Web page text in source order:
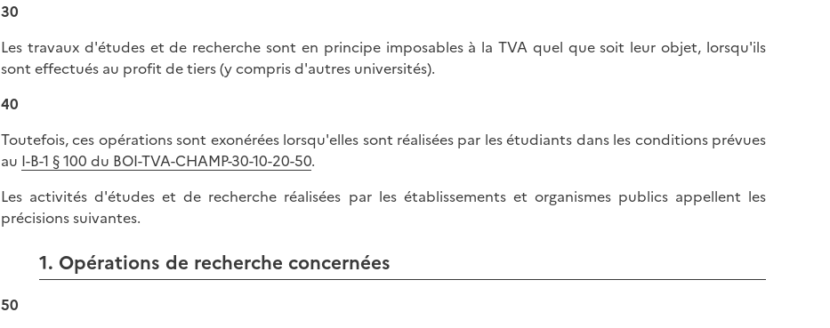
30
Les travaux d'études et de recherche sont en principe imposables à la TVA quel que soit leur objet, lorsqu'ils
sont effectués au profit de tiers (y compris d'autres universités).
40
Toutefois, ces opérations sont exonérées lorsqu'elles sont réalisées par les étudiants dans les conditions prévues
au I-B-1 § 100 du BOI-TVA-CHAMP-30-10-20-50.
Les activités d'études et de recherche réalisées par les établissements et organismes publics appellent les
précisions suivantes.
1. Opérations de recherche concernées
50